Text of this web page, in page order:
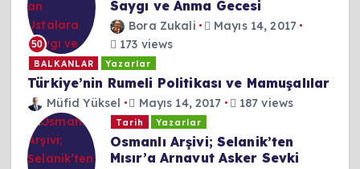
50
Saygı ve Anma Gecesi
Bora Zukali
Mayıs 14, 2017
173 views
BALKANLAR Yazarlar
Türkiye’nin Rumeli Politikası ve Mamuşalılar
Müfid Yüksel Mayıs 14, 2017 187 views
Tarih Yazarlar
Osmanlı Arşivi; Selanik’ten
Mısır’a Arnavut Asker Sevki